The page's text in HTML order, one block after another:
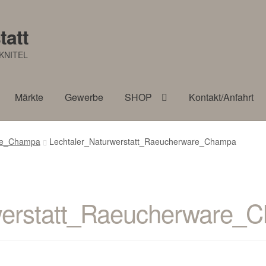
Märkte Gewerbe SHOP Kontakt/Anfahrt
Lechtaler_Naturwerstatt_Raeucherware_Champa